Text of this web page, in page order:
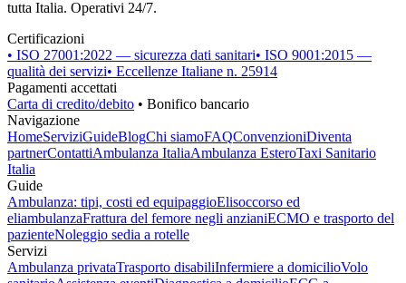
tutta Italia. Operativi 24/7.
Certificazioni
• ISO 27001:2022 — sicurezza dati sanitari• ISO 9001:2015 —
qualità dei servizi• Eccellenze Italiane n. 25914
Pagamenti accettati
Carta di credito/debito • Bonifico bancario
Navigazione
HomeServiziGuideBlogChi siamoFAQConvenzioniDiventa
partnerContattiAmbulanza ItaliaAmbulanza EsteroTaxi Sanitario
Italia
Guide
Ambulanza: tipi, costi ed equipaggioElisoccorso ed
eliambulanzaFrattura del femore negli anzianiECMO e trasporto del
pazienteNoleggio sedia a rotelle
Servizi
Ambulanza privataTrasporto disabiliInfermiere a domicilioVolo